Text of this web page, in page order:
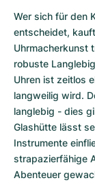
Wer sich für den
entscheidet,
Uhrmacherkunst
robuste
Uhren ist zeitlos
langweilig wird.
langlebig - dies
Glashütte lässt
Instrumente
strapazierfähige
Abenteuer